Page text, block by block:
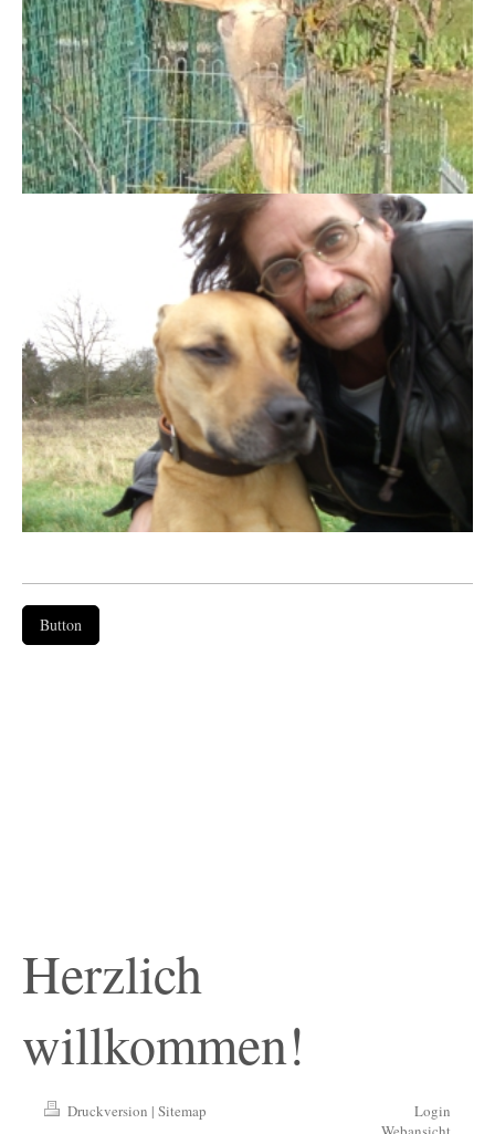
Button
Herzlich
willkommen!
Druckversion | Sitemap
Login